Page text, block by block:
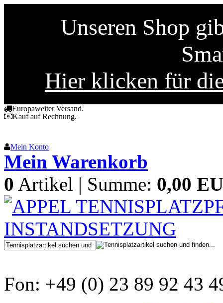
Unseren Shop
Hier klicken für
Europaweiter Versand.
Kauf auf Rechnung.
Mein Konto
Mein Warenkorb
0 Artikel | Summe: 0,00
Fon: +49 (0) 23 89 92 43